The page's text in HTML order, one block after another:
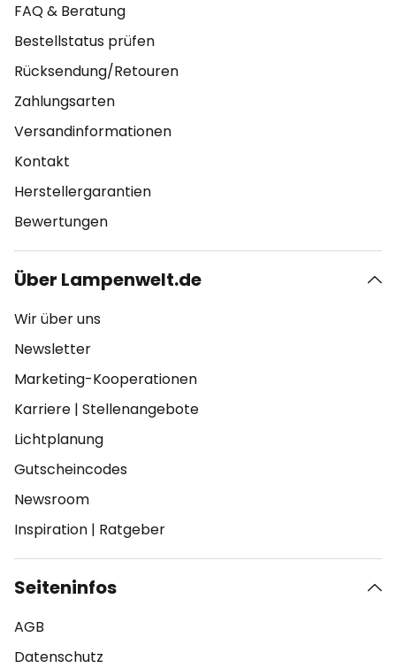
FAQ & Beratung
Bestellstatus prüfen
Rücksendung/Retouren
Zahlungsarten
Versandinformationen
Kontakt
Herstellergarantien
Bewertungen
Über Lampenwelt.de
Wir über uns
Newsletter
Marketing-Kooperationen
Karriere | Stellenangebote
Lichtplanung
Gutscheincodes
Newsroom
Inspiration | Ratgeber
Seiteninfos
AGB
Datenschutz